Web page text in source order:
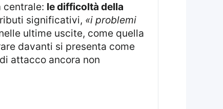
centrale: le difficoltà della
significativi, «i problemi
ultime uscite, come quella
davanti si presenta come
attacco ancora non